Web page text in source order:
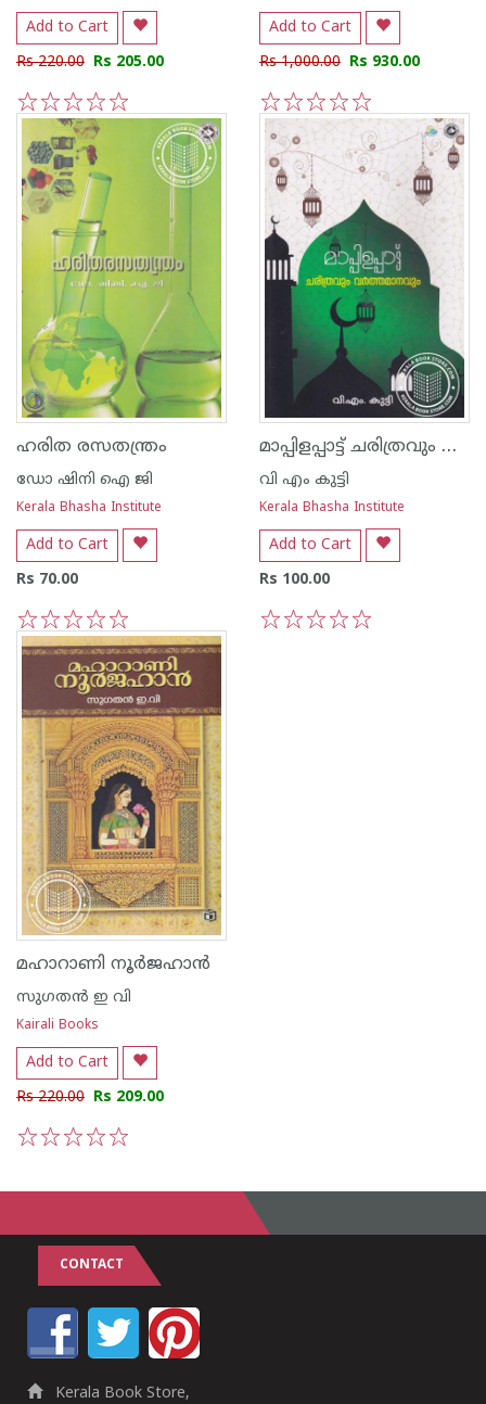
Add to Cart
Rs 220.00 Rs 205.00
5
4
3
2
1
Add to Cart
Rs 1,000.00 Rs 930.00
5
4
3
2
1
ഹരിത രസതന്ത്രം
ഡോ ഷിനി ഐ ജി
Kerala Bhasha Institute
Add to Cart
Rs 70.00
5
4
3
2
1
മാപ്പിളപ്പാട്ട് ചരിത്രവും വര്‍ത്തമാനവും
വി എം കുട്ടി
Kerala Bhasha Institute
Add to Cart
Rs 100.00
മഹാറാണി നൂര്‍ജഹാന്‍
സുഗതന്‍ ഇ വി
Kairali Books
Add to Cart
Rs 220.00 Rs 209.00
CONTACT
Kerala Book Store,